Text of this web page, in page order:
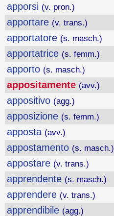
apporsi (v. pron.)
apportare (v. trans.)
apportatore (s. masch.)
apportatrice (s. femm.)
apporto (s. masch.)
appositamente (avv.)
appositivo (agg.)
apposizione (s. femm.)
apposta (avv.)
appostamento (s. masch.)
appostare (v. trans.)
apprendente (s. masch.)
apprendere (v. trans.)
apprendibile (agg.)